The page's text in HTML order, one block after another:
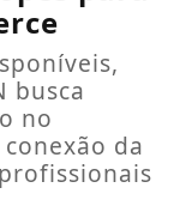
busca
no
da